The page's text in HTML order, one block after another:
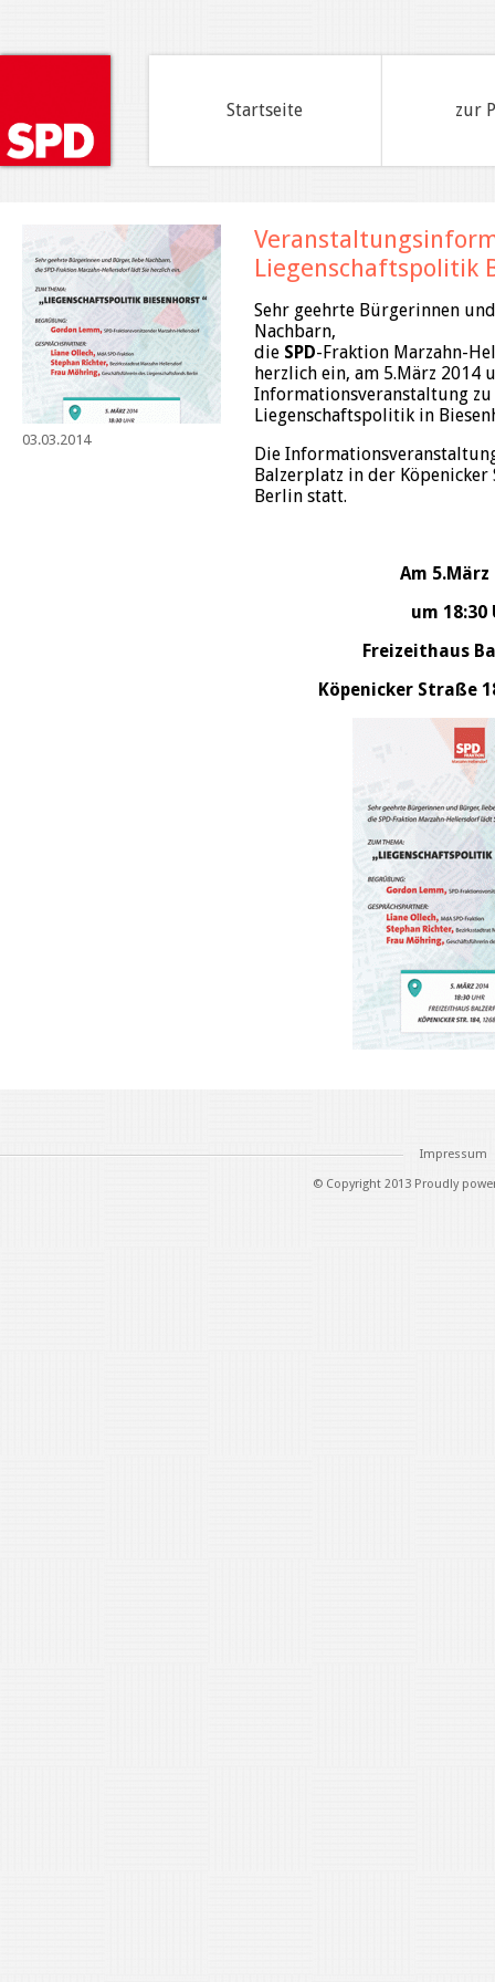
Startseite zur
03.03.2014
Liegenschaftspolitik
Sehr geehrte Bürgerinnen
Nachbarn,
die SPD-Fraktion Marzahn-
herzlich ein, am 5.März 2014
Informationsveranstaltung zu
Liegenschaftspolitik in
Die
Balzerplatz in der Köpenicker
Berlin statt.
Am 5.März
um 18:30
Freizeithaus
Köpenicker Straße
Impressum
© Copyright 2013 Proudly